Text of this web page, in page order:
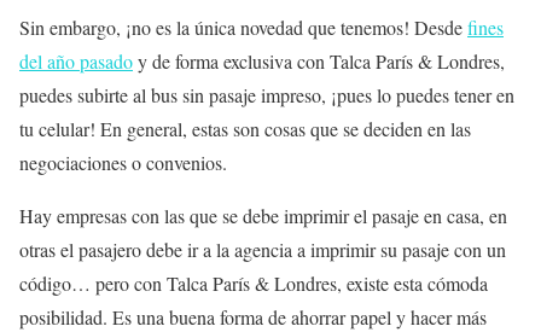
Sin embargo, ¡no es la única novedad que tenemos! Desdefines
del año pasadoy de forma exclusiva con Talca París & Londres,
puedes subirte al bus sin pasaje impreso, ¡pues lo puedes tener en
tu celular! En general, estas son cosas que se deciden en las
negociaciones o convenios.
Hay empresas con las que se debe imprimir el pasaje en casa, en
otras el pasajero debe ir a la agencia a imprimir su pasaje con un
código… pero con Talca París & Londres, existe esta cómoda
posibilidad. Es una buena forma de ahorrar papel y hacer más